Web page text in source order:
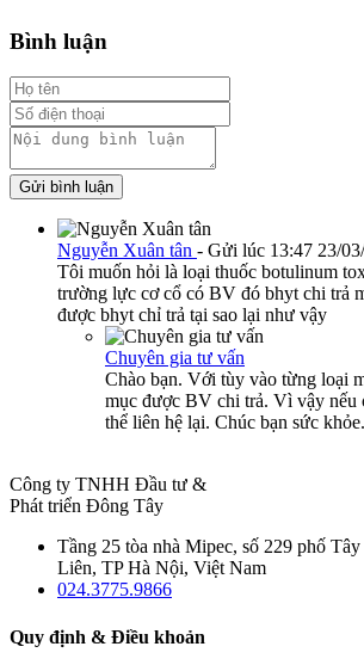
Bình luận
Gửi bình luận
Nguyễn Xuân tân - Gửi lúc 13:47 23/
Tôi muốn hỏi là loại thuốc botulinum
trường lực cơ cổ có BV đó bhyt chi trả
được bhyt chỉ trả tại sao lại như vậy
Chuyên gia tư vấn
Chào bạn. Với tùy vào từng loại
mục được BV chi trả. Vì vậy nếu
thể liên hệ lại. Chúc bạn sức khỏe.
Công ty TNHH Đầu tư &
Phát triển Đông Tây
Tầng 25 tòa nhà Mipec, số 229 phố
Liên, TP Hà Nội, Việt Nam
024.3775.9866
Quy định & Điều khoản